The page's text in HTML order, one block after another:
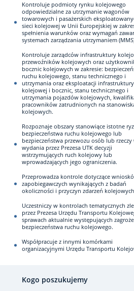
Kontroluje podmioty rynku kolejowego
odpowiedzialne za utrzymanie wagonów
towarowych i pasażerskich
sieci kolejowej w Unii Europejskiej w
spełnienia warunków oraz wymagań
systemach zarządzania utrzymaniem
Kontroluje zarządców infrastruktury
przewoźników kolejowych oraz
bocznic kolejowych w zakresie:
ruchu kolejowego, stanu technicznego i
utrzymania oraz eksploatacji infrastruktury
kolejowej i bocznic, stanu technicznego i
utrzymania pojazdów kolejowych,
pracowników zatrudnionych na
kolejowych.
Rozpoznaje obszary stanowiące istotne
bezpieczeństwa ruchu kolejowego lub
bezpieczeństwa przewozu osób lub rzeczy
wydania przez Prezesa UTK decyzji
wstrzymujących ruch kolejowy lub
wprowadzających jego ograniczenia.
Przeprowadza kontrole dotyczące
zapobiegawczych wynikających z badań
okoliczności i przyczyn zdarzeń
Uczestniczy w kontrolach tematycznych
przez Prezesa Urzędu Transportu
sprawach aktualnie występujących
bezpieczeństwa ruchu kolejowego.
Współpracuje z innymi komórkami
organizacyjnymi Urzędu Transportu
Kogo poszukujemy